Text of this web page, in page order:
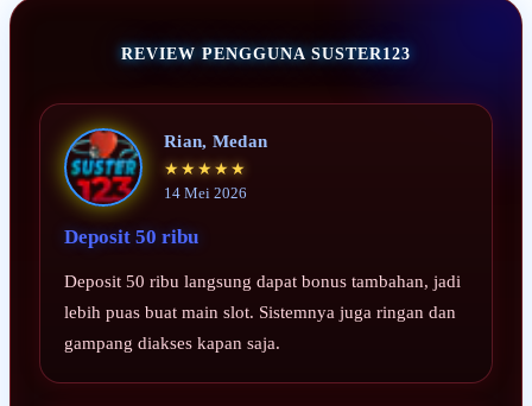
REVIEW PENGGUNA SUSTER123
Rian, Medan
★★★★★
14 Mei 2026
Deposit 50 ribu
Deposit 50 ribu langsung dapat bonus tambahan, jadi
lebih puas buat main slot. Sistemnya juga ringan dan
gampang diakses kapan saja.